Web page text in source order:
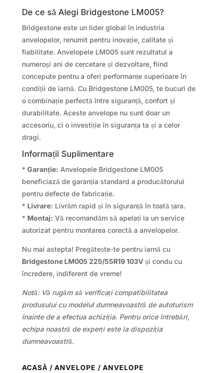
De ce să Alegi Bridgestone LM005?
Bridgestone este un lider global în industria
anvelopelor, renumit pentru inovație, calitate și
fiabilitate. Anvelopele LM005 sunt rezultatul a
numeroși ani de cercetare și dezvoltare, fiind
concepute pentru a oferi performanțe superioare în
condiții de iarnă. Cu Bridgestone LM005, te bucuri de
o combinație perfectă între siguranță, confort și
durabilitate. Aceste anvelope nu sunt doar un
accesoriu, ci o investiție în siguranța ta și a celor
dragi.
Informații Suplimentare
* Garanție: Anvelopele Bridgestone LM005
beneficiază de garanția standard a producătorului
pentru defecte de fabricație.
* Livrare: Livrăm rapid și în siguranță în toată țara.
* Montaj: Vă recomandăm să apelați la un service
autorizat pentru montarea corectă a anvelopelor.
Nu mai astepta! Pregătește-te pentru iarnă cu
Bridgestone LM005 225/55R19 103Vși condu cu
încredere, indiferent de vreme!
Notă: Vă rugăm să verificați compatibilitatea
produsului cu modelul dumneavoastră de autoturism
înainte de a efectua achiziția. Pentru orice întrebări,
echipa noastră de experți este la dispoziția
dumneavoastră.
ACASĂ / ANVELOPE / ANVELOPE